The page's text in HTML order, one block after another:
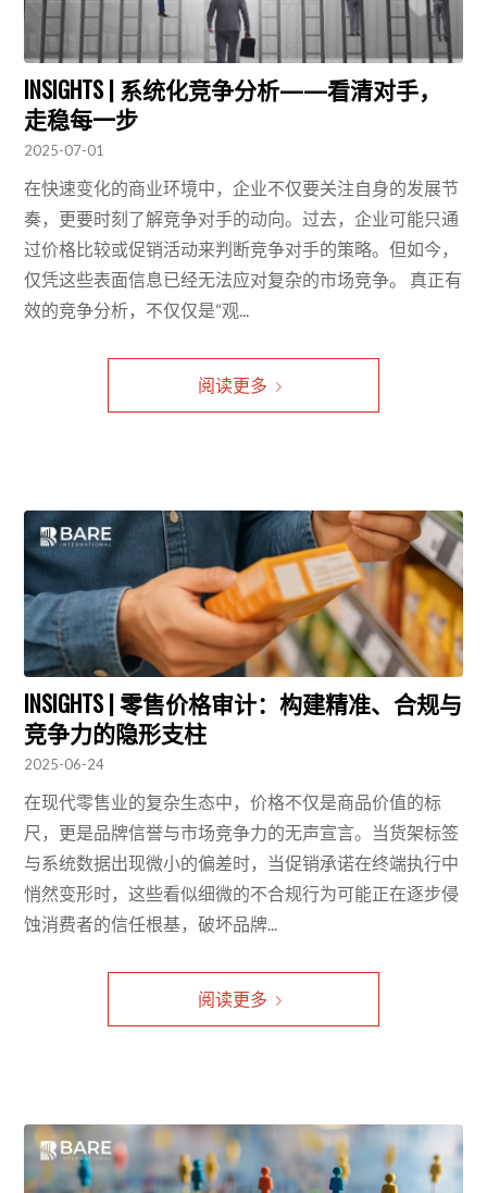
INSIGHTS | 系统化竞争分析——看清对手，
走稳每一步
2025-07-01
在快速变化的商业环境中，企业不仅要关注自身的发展节
奏，更要时刻了解竞争对手的动向。过去，企业可能只通
过价格比较或促销活动来判断竞争对手的策略。但如今，
仅凭这些表面信息已经无法应对复杂的市场竞争。 真正有
效的竞争分析，不仅仅是“观...
阅读更多
INSIGHTS | 零售价格审计：构建精准、合规与
竞争力的隐形支柱
2025-06-24
在现代零售业的复杂生态中，价格不仅是商品价值的标
尺，更是品牌信誉与市场竞争力的无声宣言。当货架标签
与系统数据出现微小的偏差时，当促销承诺在终端执行中
悄然变形时，这些看似细微的不合规行为可能正在逐步侵
蚀消费者的信任根基，破坏品牌...
阅读更多